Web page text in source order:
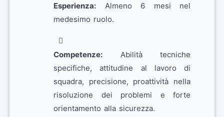
Esperienza: Almeno 6 mesi nel
medesimo ruolo.
Competenze: Abilità tecniche
specifiche, attitudine al lavoro di
squadra, precisione, proattività nella
risoluzione dei problemi e forte
orientamento alla sicurezza.